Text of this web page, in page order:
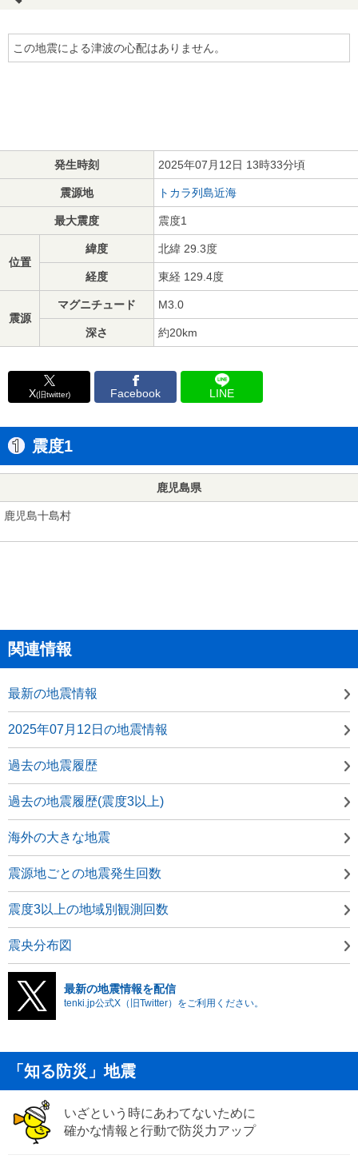
この地震による津波の心配はありません。
発生時刻 2025年07月12日 13時33分頃
震源地 トカラ列島近海
最大震度 震度1
位置
緯度 北緯 29.3度
経度 東経 129.4度
震源
マグニチュード M3.0
深さ 約20km
X(旧twitter) Facebook LINE
震度1
鹿児島県
鹿児島十島村
関連情報
最新の地震情報
2025年07月12日の地震情報
過去の地震履歴
過去の地震履歴(震度3以上)
海外の大きな地震
震源地ごとの地震発生回数
震度3以上の地域別観測回数
震央分布図
最新の地震情報を配信
tenki.jp公式X（旧Twitter）をご利用ください。
「知る防災」地震
いざという時にあわてないために
確かな情報と行動で防災力アップ